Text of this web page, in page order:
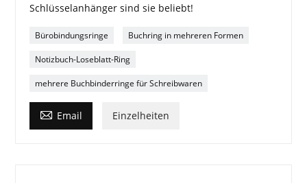
Schlüsselanhänger sind sie beliebt!
Bürobindungsringe Buchring in mehreren Formen
Notizbuch-Loseblatt-Ring
mehrere Buchbinderringe für Schreibwaren
 Email Einzelheiten